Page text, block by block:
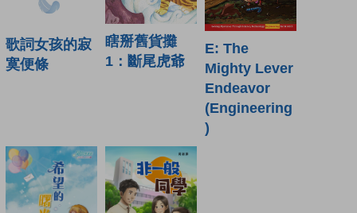
歌詞女孩的寂
寞便條
瞎掰舊貨攤
1：斷尾虎爺
E: The
Mighty Lever
Endeavor
(Engineering
)